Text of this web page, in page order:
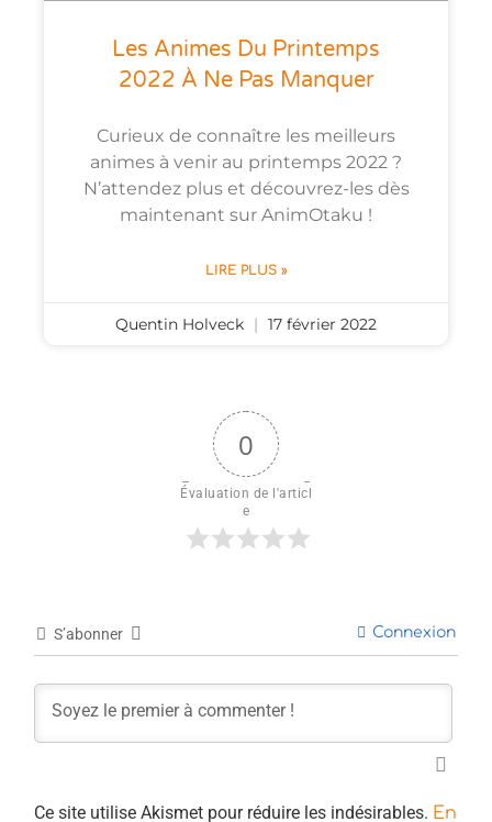
Les Animes Du Printemps
2022 À Ne Pas Manquer
Curieux de connaître les meilleurs
animes à venir au printemps 2022 ?
N’attendez plus et découvrez-les dès
maintenant sur AnimOtaku !
LIRE PLUS »
Quentin Holveck 17 février 2022
0
Évaluation de l'articl
e
S’abonner Connexion
Ce site utilise Akismet pour réduire les indésirables. En